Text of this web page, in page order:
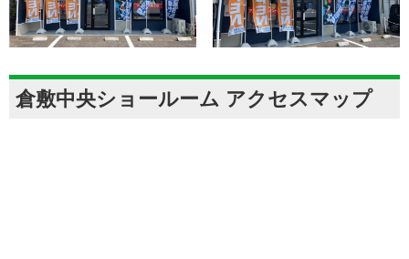
倉敷中央ショールーム アクセスマップ